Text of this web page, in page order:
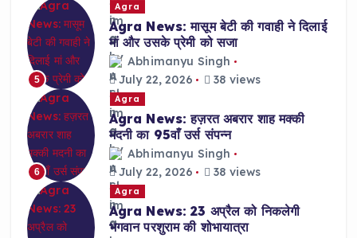
5
Agra
Agra News: मासूम बेटी की गवाही ने दिलाई
मां और उसके प्रेमी को सजा
Abhimanyu Singh
July 22, 2026
38 views
6
Agra
Agra News: हज़रत अबरार शाह मक्की
मदनी का 95वाँ उर्स संपन्न
Abhimanyu Singh
July 22, 2026
38 views
Agra
Agra News: 23 अप्रैल को निकलेगी
भगवान परशुराम की शोभायात्रा